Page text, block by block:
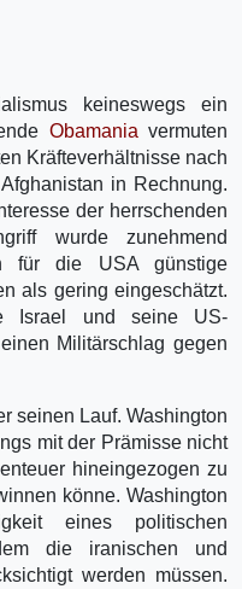
keineswegs ein
Obamania vermuten
Kräfteverhältnisse nach
in Rechnung.
der herrschenden
wurde zunehmend
für die USA günstige
als gering eingeschätzt.
Israel und seine US-
Militärschlag gegen
seinen Lauf. Washington
mit der Prämisse nicht
hineingezogen zu
könne. Washington
eines politischen
die iranischen und
werden müssen.